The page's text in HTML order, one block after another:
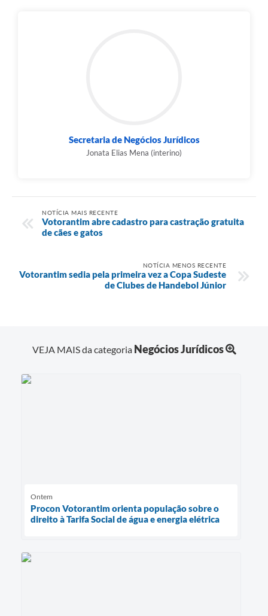
Secretaria de Negócios Jurídicos
Jonata Elias Mena (interino)
NOTÍCIA MAIS RECENTE
Votorantim abre cadastro para castração gratuita
de cães e gatos
NOTÍCIA MENOS RECENTE
Votorantim sedia pela primeira vez a Copa Sudeste
de Clubes de Handebol Júnior
VEJA MAIS da categoria Negócios Jurídicos
Ontem
Procon Votorantim orienta população sobre o
direito à Tarifa Social de água e energia elétrica